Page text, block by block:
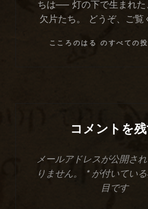
ちは── 灯の下で生まれた
欠片たち。 どうぞ、ご覧
こころのはる のすべての
コメントを
メールアドレスが公開さ
りません。
*が付いてい
目です